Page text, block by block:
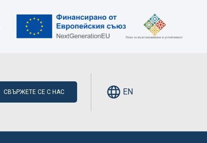
СВЪРЖЕТЕ СЕ С НАС EN